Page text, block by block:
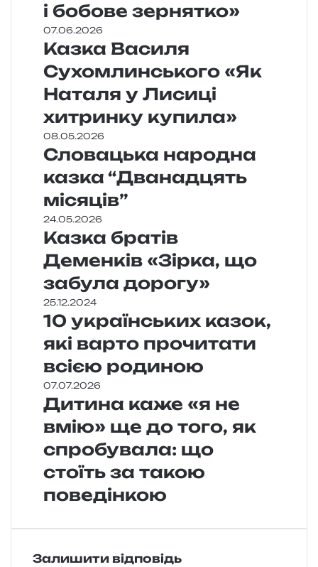
і бобове зернятко»
07.06.2026
Казка Василя
Сухомлинського «Як
Наталя у Лисиці
хитринку купила»
08.05.2026
Словацька народна
казка “Дванадцять
місяців”
24.05.2026
Казка братів
Деменків «Зірка, що
забула дорогу»
25.12.2024
10 українських казок,
які варто прочитати
всією родиною
07.07.2026
Дитина каже «я не
вмію» ще до того, як
спробувала: що
стоїть за такою
поведінкою
Залишити відповідь